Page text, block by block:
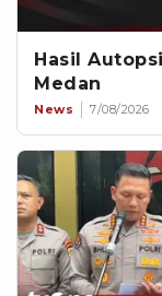
Hasil
Medan
News 7/08/2026